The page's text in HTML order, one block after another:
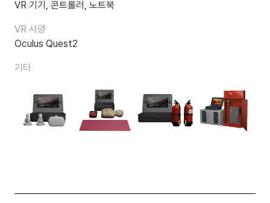
VR 기기, 콘트롤러, 노트북
VR 사양
Oculus Quest2
기타